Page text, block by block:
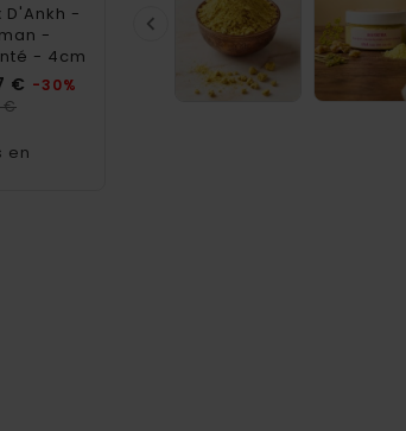
D'Ankh -
-
- 4cm
€ Prix
-30%
€Prix
en
